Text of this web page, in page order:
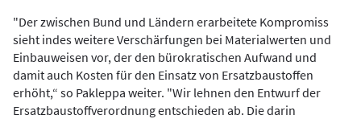
"Der zwischen Bund und Ländern erarbeitete Kompromiss
sieht indes weitere Verschärfungen bei Materialwerten und
Einbauweisen vor, der den bürokratischen Aufwand und
damit auch Kosten für den Einsatz von Ersatzbaustoffen
erhöht,“ so Pakleppa weiter. "Wir lehnen den Entwurf der
Ersatzbaustoffverordnung entschieden ab. Die darin